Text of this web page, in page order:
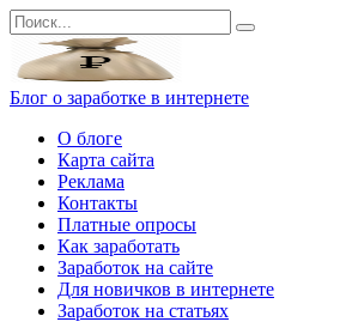
Перейти
к
контенту
Search
for:
Блог о заработке в интернете
О блоге
Карта сайта
Реклама
Контакты
Платные опросы
Как заработать
Заработок на сайте
Для новичков в интернете
Заработок на статьях